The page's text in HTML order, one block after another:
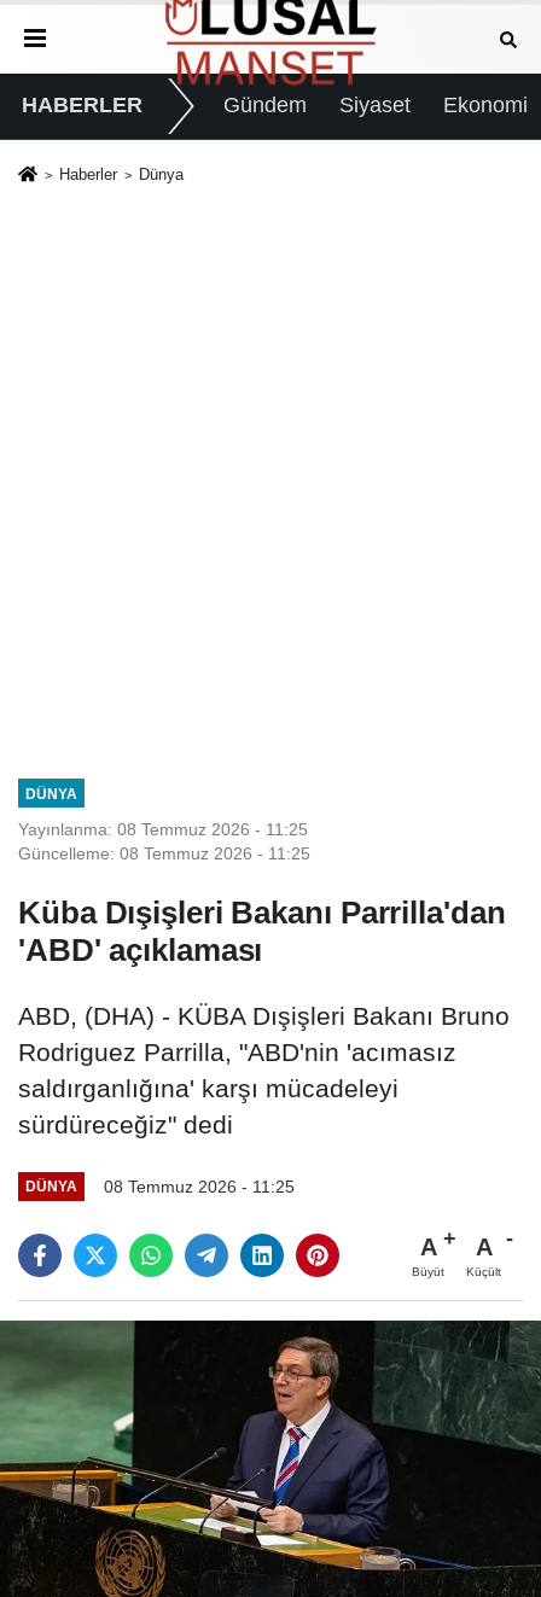
HABERLER Gündem Siyaset Ekonomi
Haberler Dünya
DÜNYA
Yayınlanma: 08 Temmuz 2026 - 11:25
Güncelleme: 08 Temmuz 2026 - 11:25
Küba Dışişleri Bakanı Parrilla'dan
'ABD' açıklaması
ABD, (DHA) - KÜBA Dışişleri Bakanı Bruno
Rodriguez Parrilla, "ABD'nin 'acımasız
saldırganlığına' karşı mücadeleyi
sürdüreceğiz" dedi
DÜNYA 08 Temmuz 2026 - 11:25
A
Büyüt
A
Küçült